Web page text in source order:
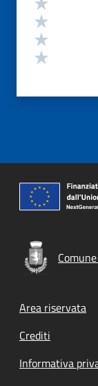
Footer
Area riservata
Crediti
Informativa